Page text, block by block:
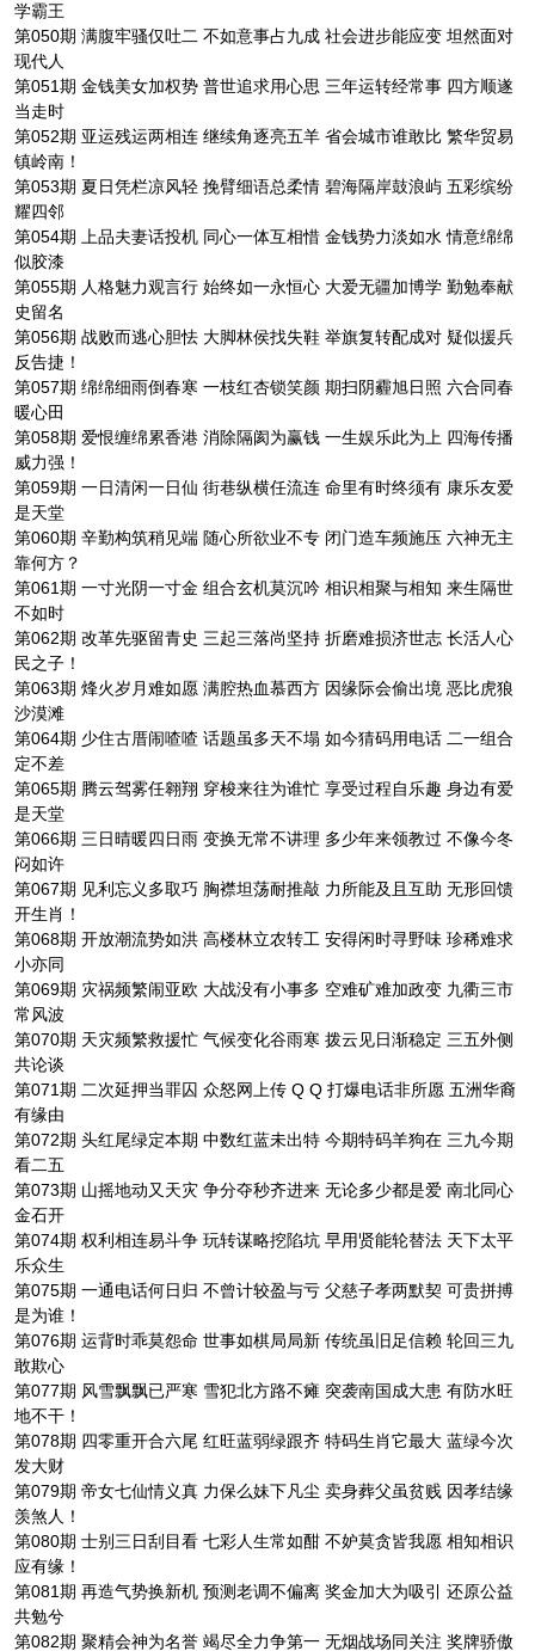
学霸王
第050期 满腹牢骚仅吐二 不如意事占九成 社会进步能应变 坦然面对
现代人
第051期 金钱美女加权势 普世追求用心思 三年运转经常事 四方顺遂
当走时
第052期 亚运残运两相连 继续角逐亮五羊 省会城市谁敢比 繁华贸易
镇岭南！
第053期 夏日凭栏凉风轻 挽臂细语总柔情 碧海隔岸鼓浪屿 五彩缤纷
耀四邻
第054期 上品夫妻话投机 同心一体互相惜 金钱势力淡如水 情意绵绵
似胶漆
第055期 人格魅力观言行 始终如一永恒心 大爱无疆加博学 勤勉奉献
史留名
第056期 战败而逃心胆怯 大脚林侯找失鞋 举旗复转配成对 疑似援兵
反告捷！
第057期 绵绵细雨倒春寒 一枝红杏锁笑颜 期扫阴霾旭日照 六合同春
暖心田
第058期 爱恨缠绵累香港 消除隔阂为赢钱 一生娱乐此为上 四海传播
威力强！
第059期 一日清闲一日仙 街巷纵横任流连 命里有时终须有 康乐友爱
是天堂
第060期 辛勤构筑稍见端 随心所欲业不专 闭门造车频施压 六神无主
靠何方？
第061期 一寸光阴一寸金 组合玄机莫沉吟 相识相聚与相知 来生隔世
不如时
第062期 改革先驱留青史 三起三落尚坚持 折磨难损济世志 长活人心
民之子！
第063期 烽火岁月难如愿 满腔热血慕西方 因缘际会偷出境 恶比虎狼
沙漠滩
第064期 少住古厝闹喳喳 话题虽多天不塌 如今猜码用电话 二一组合
定不差
第065期 腾云驾雾任翱翔 穿梭来往为谁忙 享受过程自乐趣 身边有爱
是天堂
第066期 三日晴暖四日雨 变换无常不讲理 多少年来领教过 不像今冬
闷如许
第067期 见利忘义多取巧 胸襟坦荡耐推敲 力所能及且互助 无形回馈
开生肖！
第068期 开放潮流势如洪 高楼林立农转工 安得闲时寻野味 珍稀难求
小亦同
第069期 灾祸频繁闹亚欧 大战没有小事多 空难矿难加政变 九衢三市
常风波
第070期 天灾频繁救援忙 气候变化谷雨寒 拨云见日渐稳定 三五外侧
共论谈
第071期 二次延押当罪囚 众怒网上传 Q Q 打爆电话非所愿 五洲华裔
有缘由
第072期 头红尾绿定本期 中数红蓝未出特 今期特码羊狗在 三九今期
看二五
第073期 山摇地动又天灾 争分夺秒齐进来 无论多少都是爱 南北同心
金石开
第074期 权利相连易斗争 玩转谋略挖陷坑 早用贤能轮替法 天下太平
乐众生
第075期 一通电话何日归 不曾计较盈与亏 父慈子孝两默契 可贵拼搏
是为谁！
第076期 运背时乖莫怨命 世事如棋局局新 传统虽旧足信赖 轮回三九
敢欺心
第077期 风雪飘飘已严寒 雪犯北方路不瘫 突袭南国成大患 有防水旺
地不干！
第078期 四零重开合六尾 红旺蓝弱绿跟齐 特码生肖它最大 蓝绿今次
发大财
第079期 帝女七仙情义真 力保么妹下凡尘 卖身葬父虽贫贱 因孝结缘
羡煞人！
第080期 士别三日刮目看 七彩人生常如酣 不妒莫贪皆我愿 相知相识
应有缘！
第081期 再造气势换新机 预测老调不偏离 奖金加大为吸引 还原公益
共勉兮
第082期 聚精会神为名誉 竭尽全力争第一 无烟战场同关注 奖牌骄傲